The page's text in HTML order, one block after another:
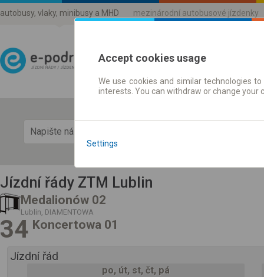
autobusy, vlaky, minibusy a MHD mezinárodní autobusové jízdenky
Jízdni řády a jízdenky
Jízdní řády ZTM Lublin
Medalionów 02
Lublin, DIAMENTOWA
34 Koncertowa 01
Jízdní řád
po, út, st, čt, pá
Accept cookies usage
We use cookies and similar technologies
interests. You can withdraw or change
Settings